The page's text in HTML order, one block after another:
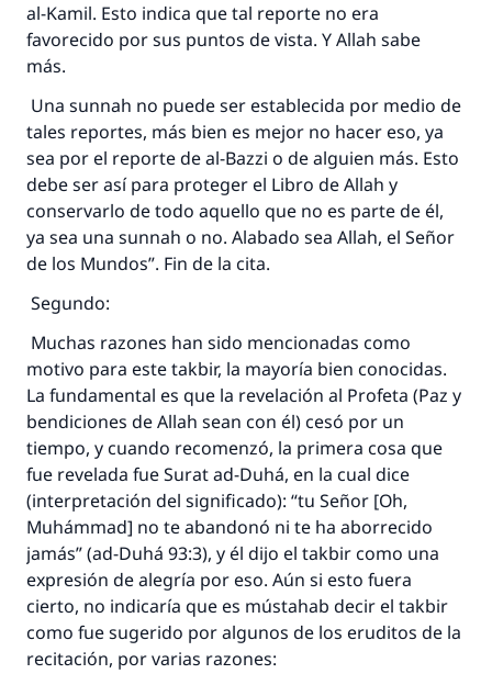
al-Kamil. Esto indica que tal reporte no era
favorecido por sus puntos de vista. Y Allah sabe
más.
Una sunnah no puede ser establecida por medio de
tales reportes, más bien es mejor no hacer eso, ya
sea por el reporte de al-Bazzi o de alguien más. Esto
debe ser así para proteger el Libro de Allah y
conservarlo de todo aquello que no es parte de él,
ya sea una sunnah o no. Alabado sea Allah, el Señor
de los Mundos”. Fin de la cita.
Segundo:
Muchas razones han sido mencionadas como
motivo para este takbir, la mayoría bien conocidas.
La fundamental es que la revelación al Profeta (Paz y
bendiciones de Allah sean con él) cesó por un
tiempo, y cuando recomenzó, la primera cosa que
fue revelada fue Surat ad-Duhá, en la cual dice
(interpretación del significado): “tu Señor [Oh,
Muhámmad] no te abandonó ni te ha aborrecido
jamás” (ad-Duhá 93:3), y él dijo el takbir como una
expresión de alegría por eso. Aún si esto fuera
cierto, no indicaría que es mústahab decir el takbir
como fue sugerido por algunos de los eruditos de la
recitación, por varias razones: